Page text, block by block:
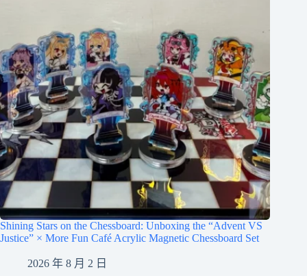
Shining Stars on the Chessboard: Unboxing the “Advent VS
Justice” × More Fun Café Acrylic Magnetic Chessboard Set
2026 年 8 月 2 日